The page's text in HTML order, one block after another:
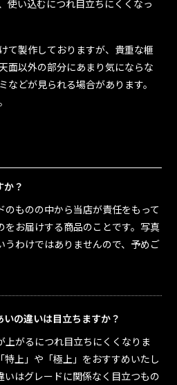
使い込むにつれ目立ちにくくなっ
て製作しておりますが、貴重な榧
面以外の部分にあまり気にならな
などが見られる場合があります。
か？
のものの中から当店が責任をもって
をお届けする商品のことです。写真
うわけではありませんので、予めご
の違いは目立ちますか？
上がるにつれ目立ちにくくなりま
特上」や「極上」をおすすめいたし
いはグレードに関係なく目立つもの